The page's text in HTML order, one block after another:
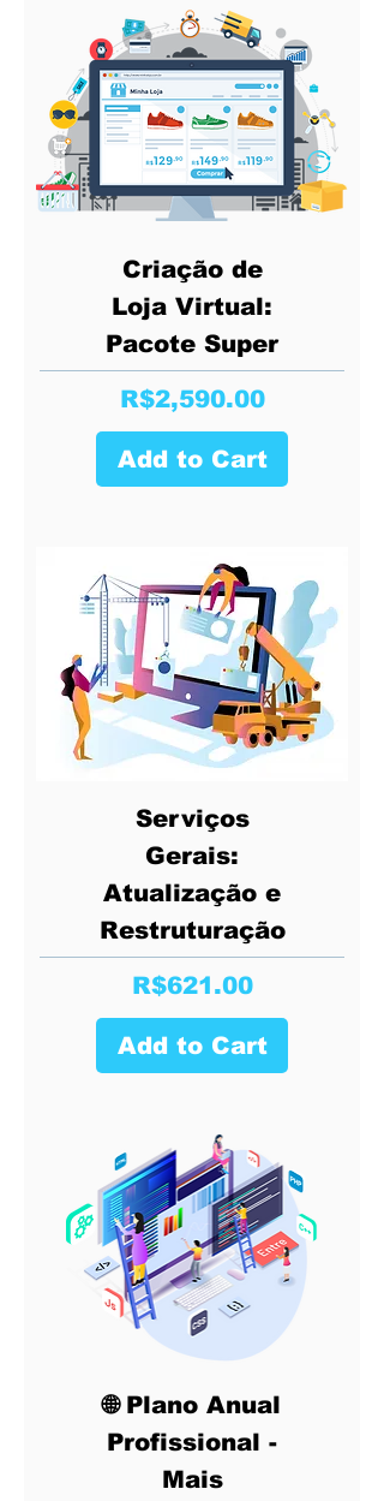
Criação de
Loja Virtual:
Pacote Super
Price
R$2,590.00
Add to Cart
Serviços
Gerais:
Atualização e
Restruturação
Price
R$621.00
Add to Cart
🌐 Plano Anual
Profissional -
Mais